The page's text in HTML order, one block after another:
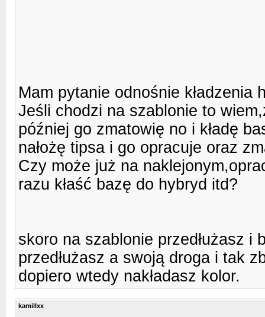
Mam pytanie odnośnie kładzenia
Jeśli chodzi na szablonie to
później go zmatowię no i kładę
nałożę tipsa i go opracuje oraz
Czy może już na
razu kłaść bazę do hybryd itd?
skoro na szablonie przedłużasz i
przedłużasz a swoją droga i tak
dopiero wtedy nakładasz kolor.
kamillxx